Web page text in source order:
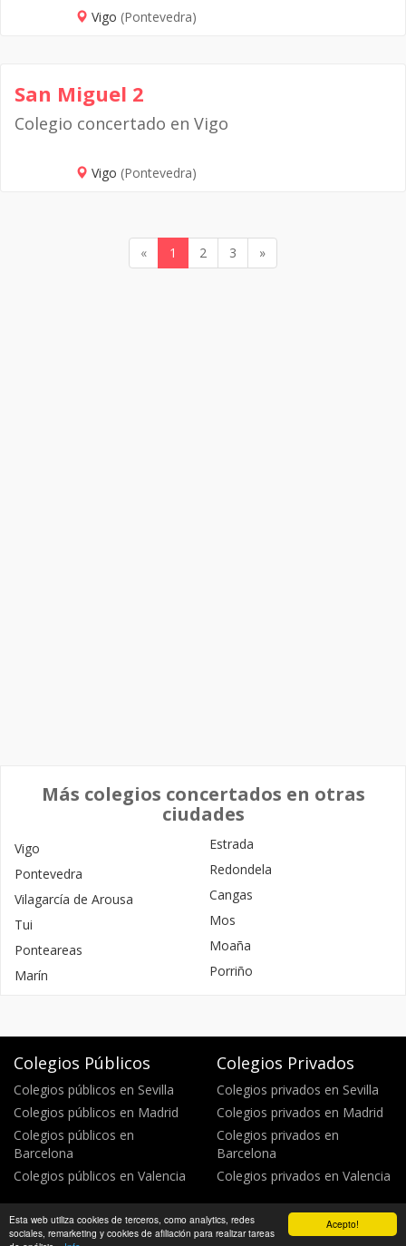
Acepto!
Esta web utiliza cookies de terceros, como analytics, redes
sociales, remarketing y cookies de afiliación para realizar tareas
Vigo (Pontevedra)
San Miguel 2
Colegio concertado en Vigo
Vigo (Pontevedra)
« 1 2 3 »
Más colegios concertados en otras
ciudades
Vigo
Pontevedra
Vilagarcía de Arousa
Tui
Ponteareas
Marín
Estrada
Redondela
Cangas
Mos
Moaña
Porriño
Colegios Públicos
Colegios públicos en Sevilla
Colegios públicos en Madrid
Colegios públicos en
Barcelona
Colegios públicos en Valencia
Colegios Privados
Colegios privados en Sevilla
Colegios privados en Madrid
Colegios privados en
Barcelona
Colegios privados en Valencia
Política de privacidad Política de cookies